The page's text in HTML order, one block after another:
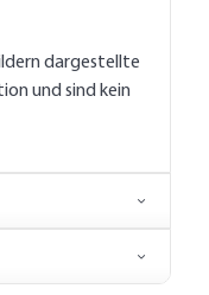
dargestellte
und sind kein